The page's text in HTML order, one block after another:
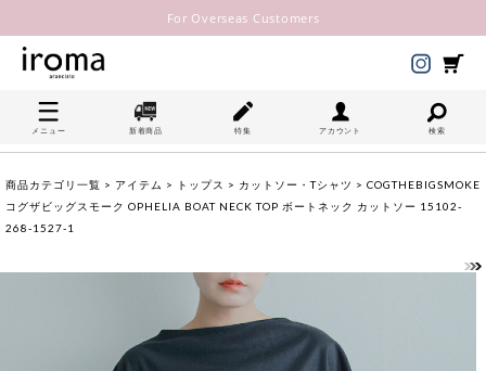
For Overseas Customers
メニュー 新着商品 特集 アカウント 検索
商品カテゴリ一覧 > アイテム > トップス > カットソー・Tシャツ > COGTHEBIGSMOKE
コグザビッグスモーク OPHELIA BOAT NECK TOP ボートネック カットソー 15102-
268-1527-1